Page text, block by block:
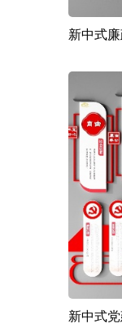
新中式
新中式